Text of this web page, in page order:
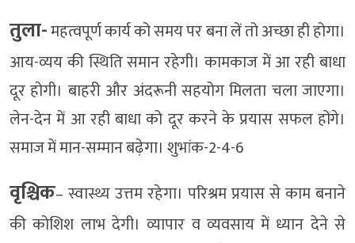
तुला-महत्वपूर्ण कार्य को समय पर बना लें तो अच्छा ही होगा।
आय-व्यय की स्थिति समान रहेगी। कामकाज में आ रही बाधा
दूर होगी। बाहरी और अंदरूनी सहयोग मिलता चला जाएगा।
लेन-देन में आ रही बाधा को दूर करने के प्रयास सफल होंगे।
समाज में मान-सम्मान बढ़ेगा। शुभांक-2-4-6
वृश्चिक– स्वास्थ्य उत्तम रहेगा। परिश्रम प्रयास से काम बनाने
की कोशिश लाभ देगी। व्यापार व व्यवसाय में ध्यान देने से